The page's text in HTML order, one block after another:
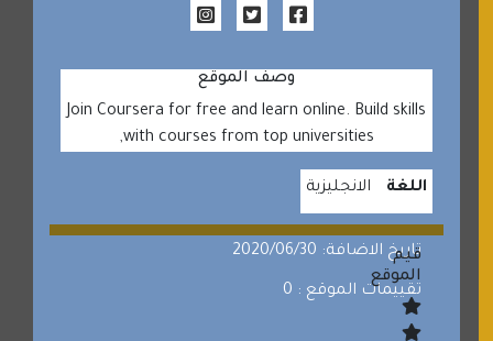
وصف الموقع
Join Coursera for free and learn online. Build skills
with courses from top universities,
اللغة الانجليزية
تاريخ الاضافة: 2020/06/30
تقييمات الموقع : 0
قيم
الموقع